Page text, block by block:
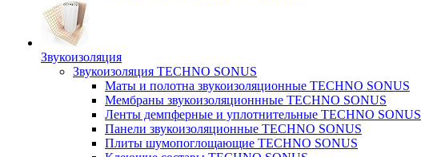
Звукоизоляция
Звукоизоляция TECHNO SONUS
Маты и полотна звукоизоляционные TECHNO SONUS
Мембраны звукоизоляционнные TECHNO SONUS
Ленты демпферные и уплотнительные TECHNO SONUS
Панели звукоизоляционные TECHNO SONUS
Плиты шумопоглощающие TECHNO SONUS